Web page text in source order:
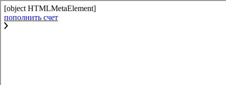
[object HTMLMetaElement]
пополнить счет